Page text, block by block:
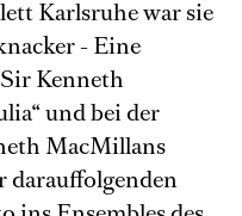
Karlsruhe war sie
- Eine
Kenneth
und bei der
MacMillans
darauffolgenden